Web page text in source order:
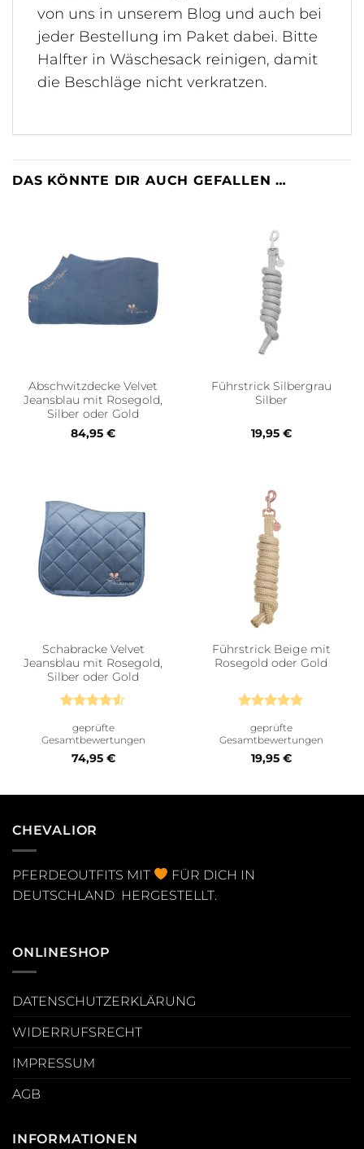
von uns in unserem Blog und auch bei
jeder Bestellung im Paket dabei. Bitte
Halfter in Wäschesack reinigen, damit
die Beschläge nicht verkratzen.
DAS KÖNNTE DIR AUCH GEFALLEN …
Abschwitzdecke Velvet
Jeansblau mit Rosegold,
Silber oder Gold
84,95 €
Führstrick Silbergrau
Silber
19,95 €
Schabracke Velvet
Jeansblau mit Rosegold,
Silber oder Gold
mit4.5
von 5
geprüfte
Gesamtbewertungen
74,95 €
Führstrick Beige mit
Rosegold oder Gold
mit5von
5
geprüfte
Gesamtbewertungen
19,95 €
CHEVALIOR
PFERDEOUTFITS MIT
FÜR DICH IN
DEUTSCHLAND HERGESTELLT.
ONLINESHOP
DATENSCHUTZERKLÄRUNG
WIDERRUFSRECHT
IMPRESSUM
AGB
INFORMATIONEN